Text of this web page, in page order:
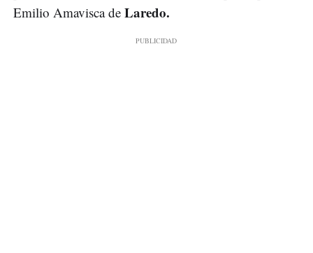
Emilio Amavisca de Laredo.